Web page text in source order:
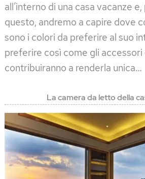
all’interno di una casa vacanze
questo, andremo a capire dove
sono i colori da preferire al suo
preferire così come gli accessori
contribuiranno a renderla unica…
La camera da letto della